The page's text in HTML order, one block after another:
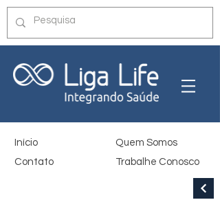
Início
Contato
Quem Somos
Trabalhe Conosco